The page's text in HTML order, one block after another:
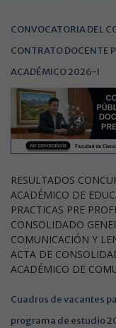
CONVOCATORIA DEL
CONTRATO DOCENTE
ACADÉMICO 2026-I
RESULTADOS
ACADÉMICO DE
PRACTICAS PRE
CONSOLIDADO
COMUNICACIÓN Y
ACTA DE
ACADÉMICO DE
Cuadros de vacantes
programa de estudio